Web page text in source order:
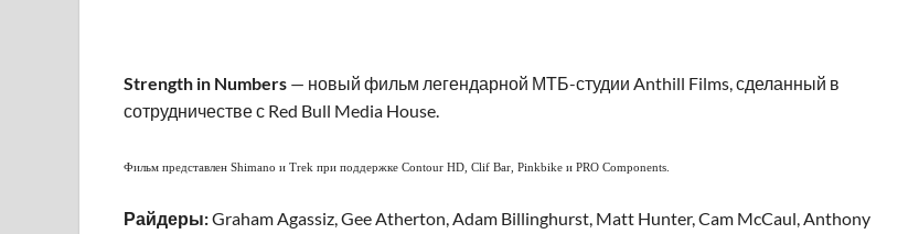
Strength in Numbers — новый фильм легендарной МТБ-студии Anthill Films, сделанный в
сотрудничестве с Red Bull Media House.
Фильм представлен Shimano и Trek при поддержке Contour HD, Clif Bar, Pinkbike и PRO Components.
Райдеры:Graham Agassiz, Gee Atherton, Adam Billinghurst, Matt Hunter, Cam McCaul, Anthony